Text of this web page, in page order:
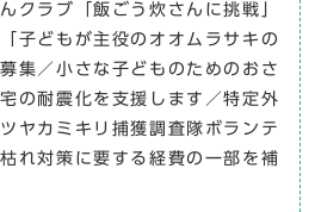
クラブ「飯ごう炊さんに挑戦」
子どもが主役のオオムラサキの
集／小さな子どものためのおさ
の耐震化を支援します／特定外
ヤカミキリ捕獲調査隊ボランテ
れ対策に要する経費の一部を補